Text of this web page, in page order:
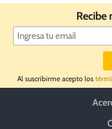
Recibe
Al suscribirme acepto los